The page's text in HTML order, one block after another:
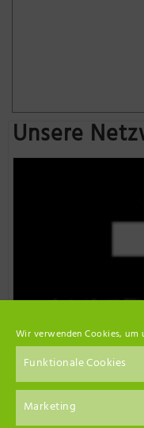
Wir verwenden Cookies, um
Funktionale Cookies
Marketing
Unsere